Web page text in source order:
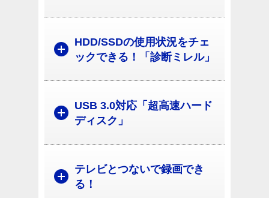
HDD/SSDの使用状況をチェ
ックできる！「診断ミレル」
USB 3.0対応「超高速ハード
ディスク」
テレビとつないで録画でき
る！